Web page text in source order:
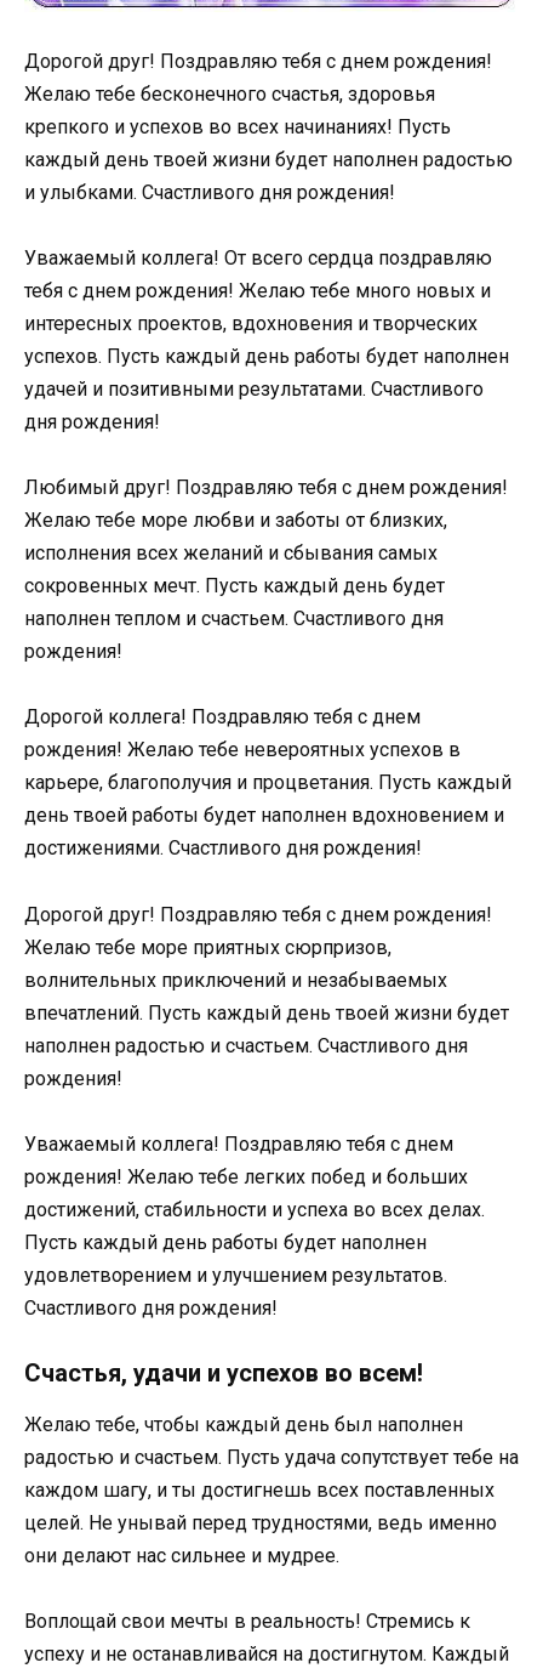
Дорогой друг! Поздравляю тебя с днем рождения!
Желаю тебе бесконечного счастья, здоровья
крепкого и успехов во всех начинаниях! Пусть
каждый день твоей жизни будет наполнен радостью
и улыбками. Счастливого дня рождения!
Уважаемый коллега! От всего сердца поздравляю
тебя с днем рождения! Желаю тебе много новых и
интересных проектов, вдохновения и творческих
успехов. Пусть каждый день работы будет наполнен
удачей и позитивными результатами. Счастливого
дня рождения!
Любимый друг! Поздравляю тебя с днем рождения!
Желаю тебе море любви и заботы от близких,
исполнения всех желаний и сбывания самых
сокровенных мечт. Пусть каждый день будет
наполнен теплом и счастьем. Счастливого дня
рождения!
Дорогой коллега! Поздравляю тебя с днем
рождения! Желаю тебе невероятных успехов в
карьере, благополучия и процветания. Пусть каждый
день твоей работы будет наполнен вдохновением и
достижениями. Счастливого дня рождения!
Дорогой друг! Поздравляю тебя с днем рождения!
Желаю тебе море приятных сюрпризов,
волнительных приключений и незабываемых
впечатлений. Пусть каждый день твоей жизни будет
наполнен радостью и счастьем. Счастливого дня
рождения!
Уважаемый коллега! Поздравляю тебя с днем
рождения! Желаю тебе легких побед и больших
достижений, стабильности и успеха во всех делах.
Пусть каждый день работы будет наполнен
удовлетворением и улучшением результатов.
Счастливого дня рождения!
Счастья, удачи и успехов во всем!
Желаю тебе, чтобы каждый день был наполнен
радостью и счастьем. Пусть удача сопутствует тебе на
каждом шагу, и ты достигнешь всех поставленных
целей. Не унывай перед трудностями, ведь именно
они делают нас сильнее и мудрее.
Воплощай свои мечты в реальность! Стремись к
успеху и не останавливайся на достигнутом. Каждый